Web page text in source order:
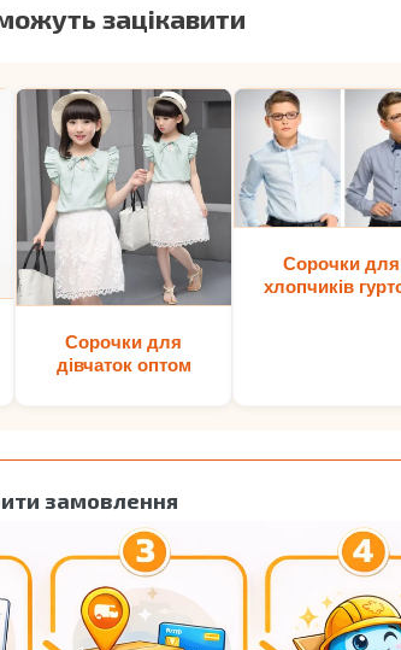
зацікавити
Сорочки для
дівчаток оптом
Сорочки для
хлопчиків
замовлення